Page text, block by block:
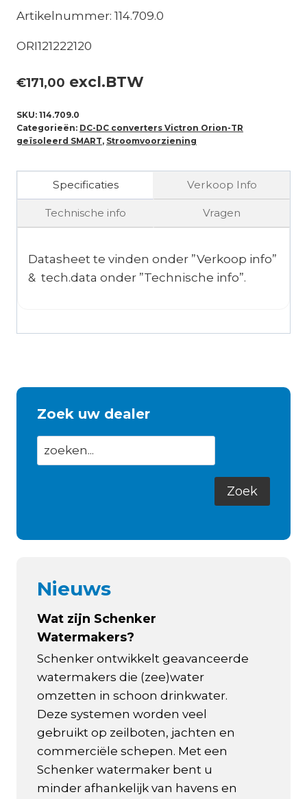
Artikelnummer: 114.709.0
ORI121222120
€171,00 excl.BTW
SKU: 114.709.0
Categorieën: DC-DC converters Victron Orion-TR
geïsoleerd SMART, Stroomvoorziening
Specificaties Verkoop Info
Technische info Vragen
Datasheet te vinden onder ”Verkoop info”
& tech.data onder ”Technische info”.
Zoek uw dealer
Nieuws
Wat zijn Schenker
Watermakers?
Schenker ontwikkelt geavanceerde
watermakers die (zee)water
omzetten in schoon drinkwater.
Deze systemen worden veel
gebruikt op zeilboten, jachten en
commerciële schepen. Met een
Schenker watermaker bent u
minder afhankelijk van havens en